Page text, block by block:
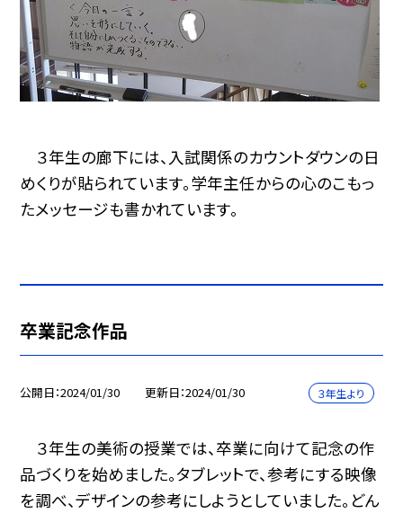
３年生の廊下には、入試関係のカウントダウンの日
めくりが貼られています。学年主任からの心のこもっ
たメッセージも書かれています。
卒業記念作品
公開日 2024/01/30 更新日 2024/01/30 ３年生より
３年生の美術の授業では、卒業に向けて記念の作
品づくりを始めました。タブレットで、参考にする映像
を調べ、デザインの参考にしようとしていました。どん